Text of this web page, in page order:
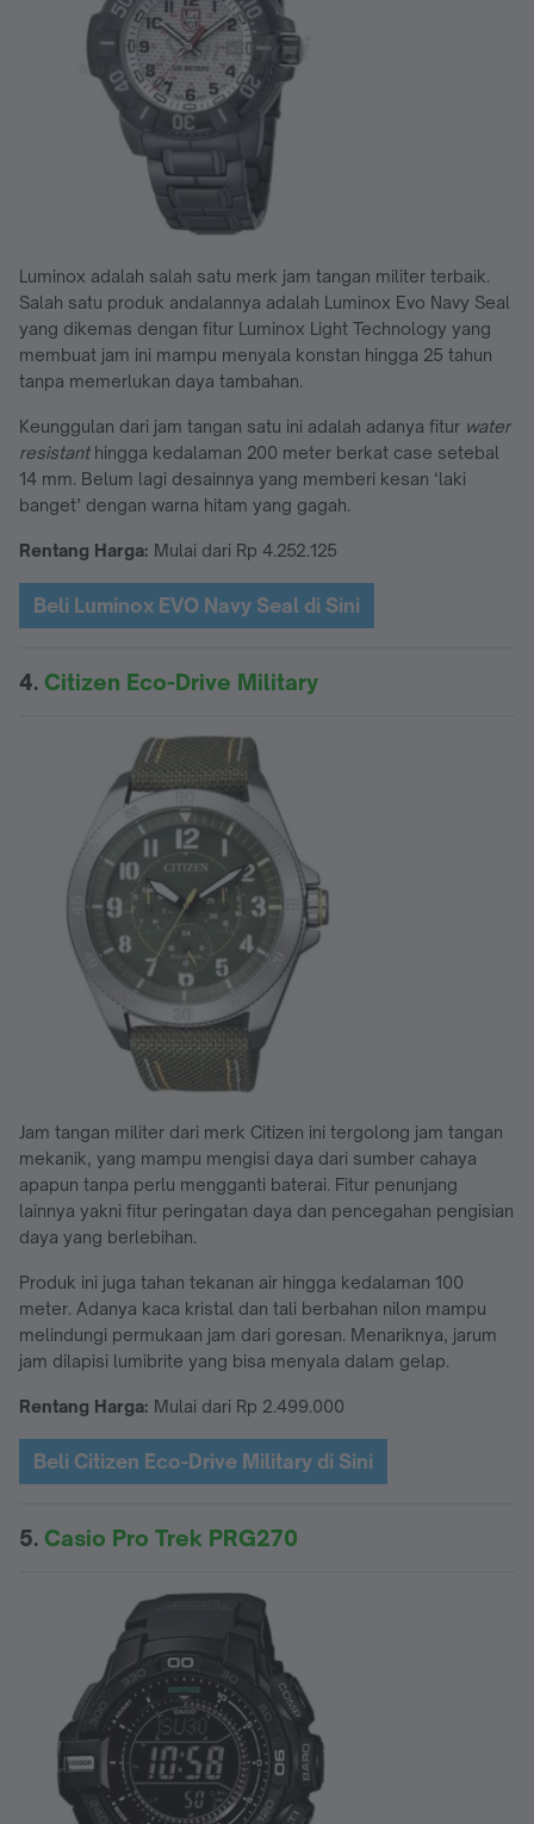
Luminox adalah salah satu merk jam tangan militer terbaik.
Salah satu produk andalannya adalah Luminox Evo Navy Seal
yang dikemas dengan fitur Luminox Light Technology yang
membuat jam ini mampu menyala konstan hingga 25 tahun
tanpa memerlukan daya tambahan.
Keunggulan dari jam tangan satu ini adalah adanya fitur water
resistant hingga kedalaman 200 meter berkat case setebal
14 mm. Belum lagi desainnya yang memberi kesan ‘laki
banget’ dengan warna hitam yang gagah.
Rentang Harga: Mulai dari Rp 4.252.125
Beli Luminox EVO Navy Seal di Sini
4. Citizen Eco-Drive Military
Jam tangan militer dari merk Citizen ini tergolong jam tangan
mekanik, yang mampu mengisi daya dari sumber cahaya
apapun tanpa perlu mengganti baterai. Fitur penunjang
lainnya yakni fitur peringatan daya dan pencegahan pengisian
daya yang berlebihan.
Produk ini juga tahan tekanan air hingga kedalaman 100
meter. Adanya kaca kristal dan tali berbahan nilon mampu
melindungi permukaan jam dari goresan. Menariknya, jarum
jam dilapisi lumibrite yang bisa menyala dalam gelap.
Rentang Harga: Mulai dari Rp 2.499.000
Beli Citizen Eco-Drive Military di Sini
5. Casio Pro Trek PRG270